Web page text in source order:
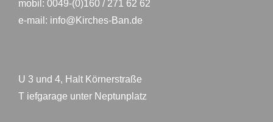
mobil: 0049-(0)160 / 271 62 62
e-mail: info@Kirches-Ban.de
U 3 und 4, Halt Körnerstraße
T iefgarage unter Neptunplatz